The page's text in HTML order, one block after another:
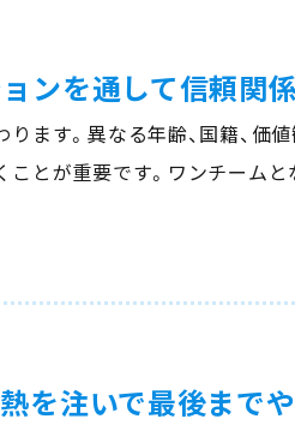
ンを通して信頼関
す。異なる年齢、国籍、価
とが重要です。ワンチーム
を注いで最後までや